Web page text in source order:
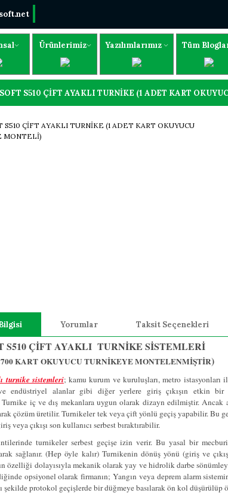
Ürünlerimiz Yazılımlarımız Tüm
S510 ÇİFT AYAKLI TURNİKE (1 ADET KART
Yorumlar Taksit Seçenekleri
S510 ÇİFT AYAKLI TURNİKE SİSTEMLERİ
KART OKUYUCU TURNİKEYE MONTELENMİŞTİR)
turnike sistemleri; kamu kurum ve kuruluşları, metro
endüstriyel alanlar gibi diğer yerlere giriş çıkışın etkin
Turnike iç ve dış mekanlara uygun olarak dizayn edilmiştir. Ancak
çözüm üretilir. Turnikeler tek veya çift yönlü geçiş yapabilir.
veya çıkışı son kullanıcı serbest bıraktırabilir.
turnikeler serbest geçişe izin verir. Bu yasal bir
sağlanır. (Hep öyle kalır) Turnikenin dönüş yönü (giriş ve
özelliği dolayısıyla mekanik olarak yay ve hidrolik darbe
opsiyonel olarak firmanın; Yangın veya deprem alarm
şekilde protokol geçişlerde bir düğmeye basılarak ön kol düşürülüp